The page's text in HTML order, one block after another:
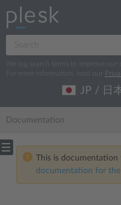
We log search terms to improve our
For more information, read our
JP / 日
Documentation
This is
documentation for the